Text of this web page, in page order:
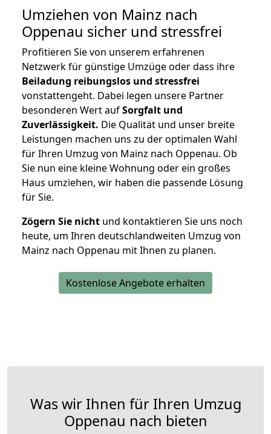
Umziehen von Mainz nach
Oppenau sicher und stressfrei
Profitieren Sie von unserem erfahrenen
Netzwerk für günstige Umzüge oder dass ihre
Beiladung reibungslos und stressfrei
vonstattengeht. Dabei legen unsere Partner
besonderen Wert aufSorgfalt und
Zuverlässigkeit. Die Qualität und unser breite
Leistungen machen uns zu der optimalen Wahl
für Ihren Umzug von Mainz nach Oppenau. Ob
Sie nun eine kleine Wohnung oder ein großes
Haus umziehen, wir haben die passende Lösung
für Sie.
Zögern Sie nicht und kontaktieren Sie uns noch
heute, um Ihren deutschlandweiten Umzug von
Mainz nach Oppenau mit Ihnen zu planen.
Kostenlose Angebote erhalten
Was wir Ihnen für Ihren Umzug
Oppenau nach bieten